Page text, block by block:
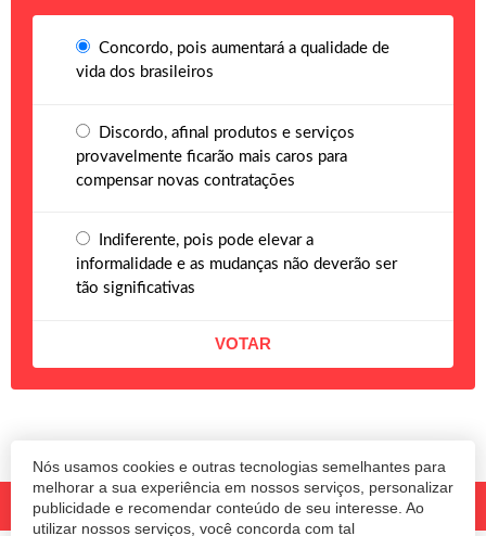
Nós usamos cookies e outras tecnologias semelhantes para
melhorar a sua experiência em nossos serviços, personalizar
publicidade e recomendar conteúdo de seu interesse. Ao
utilizar nossos serviços, você concorda com tal
Concordo, pois aumentará a qualidade de
vida dos brasileiros
Discordo, afinal produtos e serviços
provavelmente ficarão mais caros para
compensar novas contratações
Indiferente, pois pode elevar a
informalidade e as mudanças não deverão ser
tão significativas